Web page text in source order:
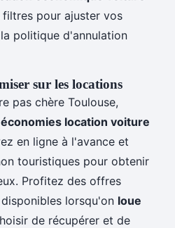
pour ajuster vos
politique d'annulation
sur les locations
pas chère Toulouse,
location voiture
en ligne à l'avance et
touristiques pour obtenir
Profitez des offres
lorsqu'on loue
de récupérer et de